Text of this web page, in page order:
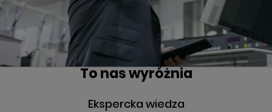
To nas wyróżnia
Ekspercka wiedza